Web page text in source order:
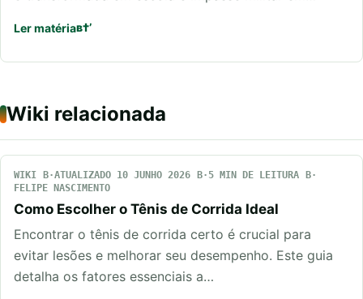
Ler matéria
Wiki relacionada
WIKI ATUALIZADO 10 JUNHO 2026
5 MIN DE LEITURA
FELIPE NASCIMENTO
Como Escolher o Tênis de Corrida Ideal
Encontrar o tênis de corrida certo é crucial para
evitar lesões e melhorar seu desempenho. Este guia
detalha os fatores essenciais a…